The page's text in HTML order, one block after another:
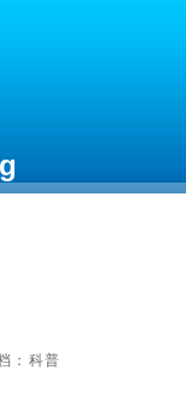
： 科普